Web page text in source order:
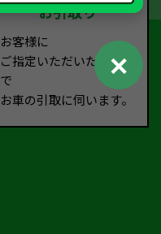
お引取り
お客様に
ご指定いただいた場所ま
で
お車の引取に伺います。
✕